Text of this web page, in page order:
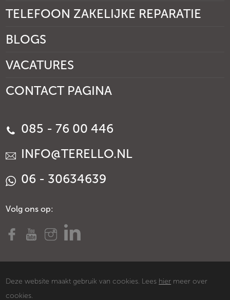
TELEFOON ZAKELIJKE REPARATIE
BLOGS
VACATURES
CONTACT PAGINA
085 - 76 00 446
INFO@TERELLO.NL
06 - 30634639
Volg ons op:
Deze website maakt gebruik van cookies. Lees hier meer over
cookies.